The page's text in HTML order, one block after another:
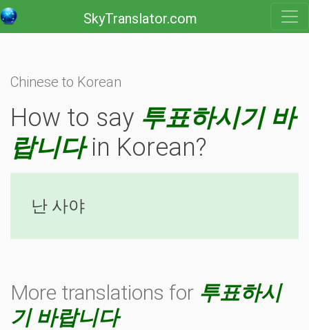
SkyTranslator.com
Chinese to Korean
How to say 투표하시기 바
랍니다in Korean?
난 사야
More translations for 투표하시
기 바랍니다